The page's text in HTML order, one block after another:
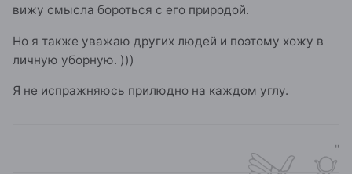
вижу смысла бороться с его природой.
Но я также уважаю других людей и поэтому хожу в
личную уборную. )))
Я не испражняюсь прилюдно на каждом углу.
"